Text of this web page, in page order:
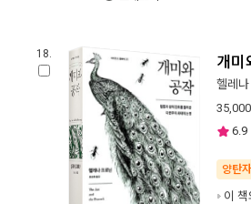
18. 개미
헬레
35,000
6.9
양탄
이